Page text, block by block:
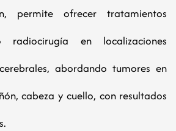
permite ofrecer tratamientos
radiocirugía en localizaciones
abordando tumores en
cabeza y cuello, con resultados